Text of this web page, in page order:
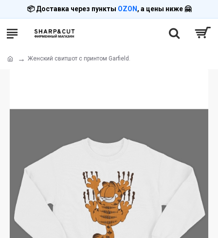
📦 Доставка через пункты OZON , а цены ниже 🤗
Женский свитшот с принтом Garfield.